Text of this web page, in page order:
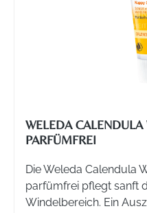
WELEDA
PARFÜMFREI
Die Weleda Calendula
parfümfrei pflegt sanft
Windelbereich. Ein